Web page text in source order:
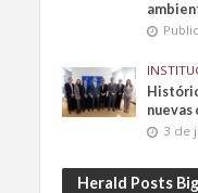
3 de
Herald Posts Big